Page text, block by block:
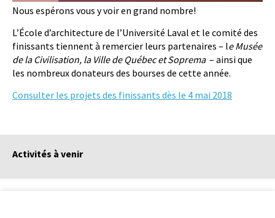
Nous espérons vous y voir en grand nombre!
L’École d’architecture de l’Université Laval et le comité des
finissants tiennent à remercier leurs partenaires – le Musée
de la Civilisation, la Ville de Québec et Soprema – ainsi que
les nombreux donateurs des bourses de cette année.
Consulter les projets des finissants dès le 4 mai 2018
Activités à venir